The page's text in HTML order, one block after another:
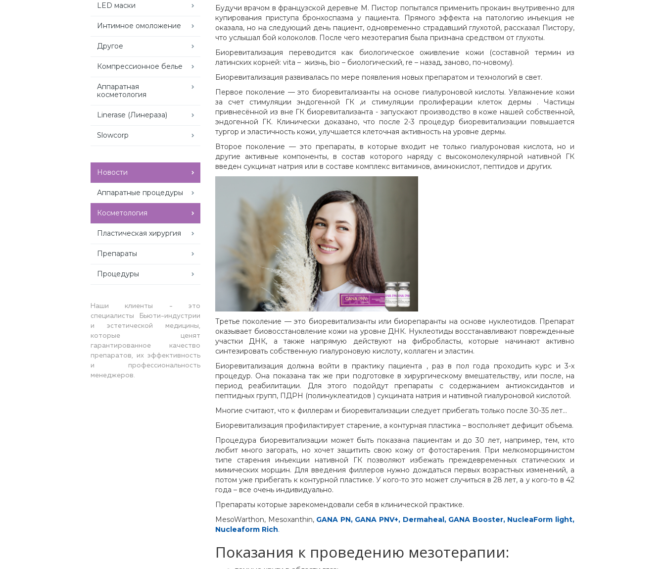
LED маски
Интимное омоложение
Другое
Компрессионное белье
Аппаратная
косметология
Linerase (Линераза)
Slowcorp
Новости
Аппаратные процедуры
Косметология
Пластическая хирургия
Препараты
Процедуры
Наши клиенты - это
специалисты Бьюти-индустрии
и эстетической медицины,
которые ценят
гарантированное качество
препаратов, их эффективность
и профессиональность
менеджеров.
Будучи врачом в французской деревне М. Пистор попытался применить прокаин внутривенно для
купирования приступа бронхоспазма у пациента. Прямого эффекта на патологию инъекция не
оказала, но на следующий день пациент, одновременно страдавший глухотой, рассказал Пистору,
что услышал бой колоколов. После чего мезотерапия была признана средством от глухоты.
Биоревитализация переводится как биологическое оживление кожи (составной термин из
латинских корней: vita – жизнь, bio – биологический, re – назад, заново, по-новому).
Биоревитализация развивалась по мере появления новых препаратом и технологий в свет.
Первое поколение — это биоревитализанты на основе гиалуроновой кислоты. Увлажнение кожи
за счет стимуляции эндогенной ГК ,и стимуляции пролиферации клеток дермы . Частицы
привнесённой из вне ГК биоревитализанта - запускают производство в коже нашей собственной,
эндогенной ГК. Клинически доказано, что после 2-3 процедур биоревитализации повышается
тургор и эластичность кожи, улучшается клеточная активность на уровне дермы.
Второе поколение — это препараты, в которые входит не только гиалуроновая кислота, но и
другие активные компоненты, в состав которого наряду с высокомолекулярной нативной ГК
введен сукцинат натрия или в составе комплекс витаминов, аминокислот, пептидов и других.
Третье поколение — это биоревитализанты или биорепаранты на основе нуклеотидов. Препарат
оказывает биовосстановление кожи на уровне ДНК. Нуклеотиды восстанавливают поврежденные
участки ДНК, а также напрямую действуют на фибробласты, которые начинают активно
синтезировать собственную гиалуроновую кислоту, коллаген и эластин.
Биоревитализация должна войти в практику пациента , раз в пол года проходить курс и 3-х
процедур. Она показана так же при подготовке в хирургическому вмешательству, или после, на
период реабилитации. Для этого подойдут препараты с содержанием антиоксидантов и
пептидных групп, ПДРН (полинуклеатидов ) сукцината натрия и нативной гиалуроновой кислотой.
Многие считают, что к филлерам и биоревитализации следует прибегать только после 30-35 лет…
Биоревитализация профилактирует старение, а контурная пластика – восполняет дефицит объема.
Процедура биоревитализации может быть показана пациентам и до 30 лет, например, тем, кто
любит много загорать, но хочет защитить свою кожу от фотостарения. При мелкоморщинистом
типе старения инъекции нативной ГК позволяют избежать преждевременных статических и
мимических морщин. Для введения филлеров нужно дождаться первых возрастных изменений, а
потом уже прибегать к контурной пластике. У кого-то это может случиться в 28 лет, а у кого-то в 42
года – все очень индивидуально.
Препараты которые зарекомендовали себя в клинической практике.
MesoWarthon, Mesoxanthin, GANA PN, GANA PNV+, Dermaheal, GANA Booster, NucleaForm light,
Nucleaform Rich.
Показания к проведению мезотерапии: